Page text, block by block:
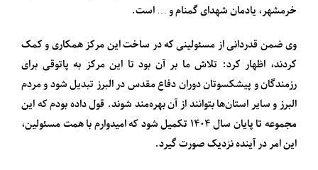
خرمشهر، یادمان شهدای گمنام و … است.
وی ضمن قدردانی از مسئولینی که در ساخت این مرکز همکاری و کمک
کردند، اظهار کرد: تلاش ما بر آن بود تا این مرکز به پاتوقی برای
رزمندگان و پیشکسوتان دوران دفاع مقدس در البرز تبدیل شود و مردم
البرز و سایر استان‌ها بتوانند از آن بهره‌مند شوند. قول داده بودم که این
مجموعه تا پایان سال ۱۴۰۴ تکمیل شود که امیدوارم با همت مسئولین،
این امر در آینده نزدیک صورت گیرد.